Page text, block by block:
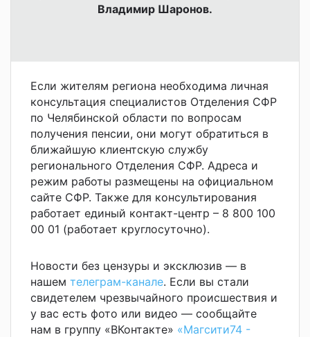
Владимир Шаронов.
Если жителям региона необходима личная
консультация специалистов Отделения СФР
по Челябинской области по вопросам
получения пенсии, они могут обратиться в
ближайшую клиентскую службу
регионального Отделения СФР. Адреса и
режим работы размещены на официальном
сайте СФР. Также для консультирования
работает единый контакт-центр – 8 800 100
00 01 (работает круглосуточно).
Новости без цензуры и эксклюзив — в
нашем телеграм-канале. Если вы стали
свидетелем чрезвычайного происшествия и
у вас есть фото или видео — сообщайте
нам в группу «ВКонтакте» «Магсити74 -